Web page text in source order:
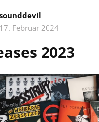
sounddevil
17. Februar 2024
2023